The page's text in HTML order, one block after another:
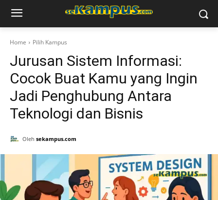
Home Pilih Kampus
Jurusan Sistem Informasi:
Cocok Buat Kamu yang Ingin
Jadi Penghubung Antara
Teknologi dan Bisnis
Oleh sekampus.com